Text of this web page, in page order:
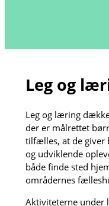
Leg og
Leg og læring
der er målrettet
tilfælles, at de giver
og udviklende
både finde sted
områdernes
Aktiviteterne under